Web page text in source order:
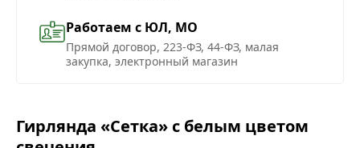
Работаем с ЮЛ, МО
Прямой договор, 223-ФЗ, 44-ФЗ, малая
закупка, электронный магазин
Гирлянда «Сетка» с белым цветом